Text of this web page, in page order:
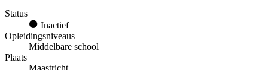
Status
Inactief
Opleidingsniveaus
Middelbare school
Plaats
Maastricht